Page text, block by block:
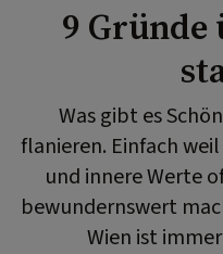
9 Gründe
Was gibt es
flanieren. Einfach
und innere Werte
bewundernswert
Wien ist